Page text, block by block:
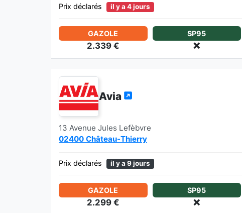
Prix déclarés il y a 4 jours
GAZOLE
2.339 €
SP95
❌
Avia
13 Avenue Jules Lefèbvre
02400 Château-Thierry
Prix déclarés il y a 9 jours
GAZOLE
2.299 €
SP95
❌